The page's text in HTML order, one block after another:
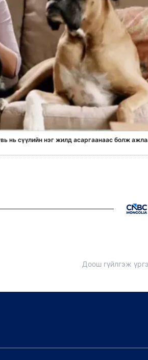
нь сүүлийн нэг жилд асаргаанаас болж
Доош гүйлгэж